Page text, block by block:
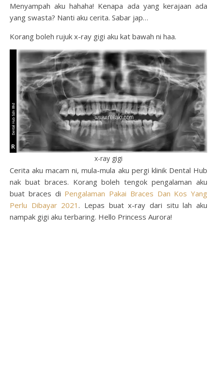
Menyampah aku hahaha! Kenapa ada yang kerajaan ada
yang swasta? Nanti aku cerita. Sabar jap…
Korang boleh rujuk x-ray gigi aku kat bawah ni haa.
x-ray gigi
Cerita aku macam ni, mula-mula aku pergi klinik Dental Hub
nak buat braces. Korang boleh tengok pengalaman aku
buat braces di Pengalaman Pakai Braces Dan Kos Yang
Perlu Dibayar 2021 . Lepas buat x-ray dari situ lah aku
nampak gigi aku terbaring. Hello Princess Aurora!